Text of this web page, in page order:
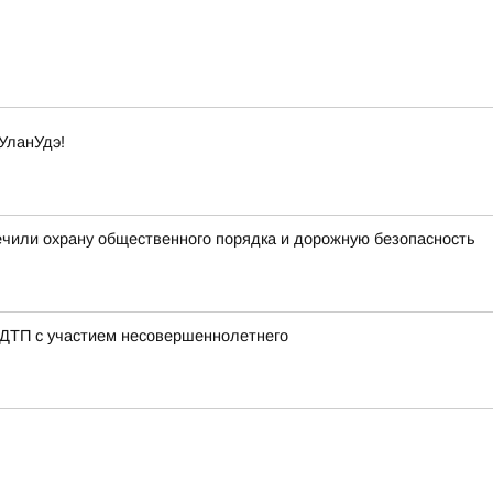
охрану общественного порядка и дорожную безопасность
с участием несовершеннолетнего